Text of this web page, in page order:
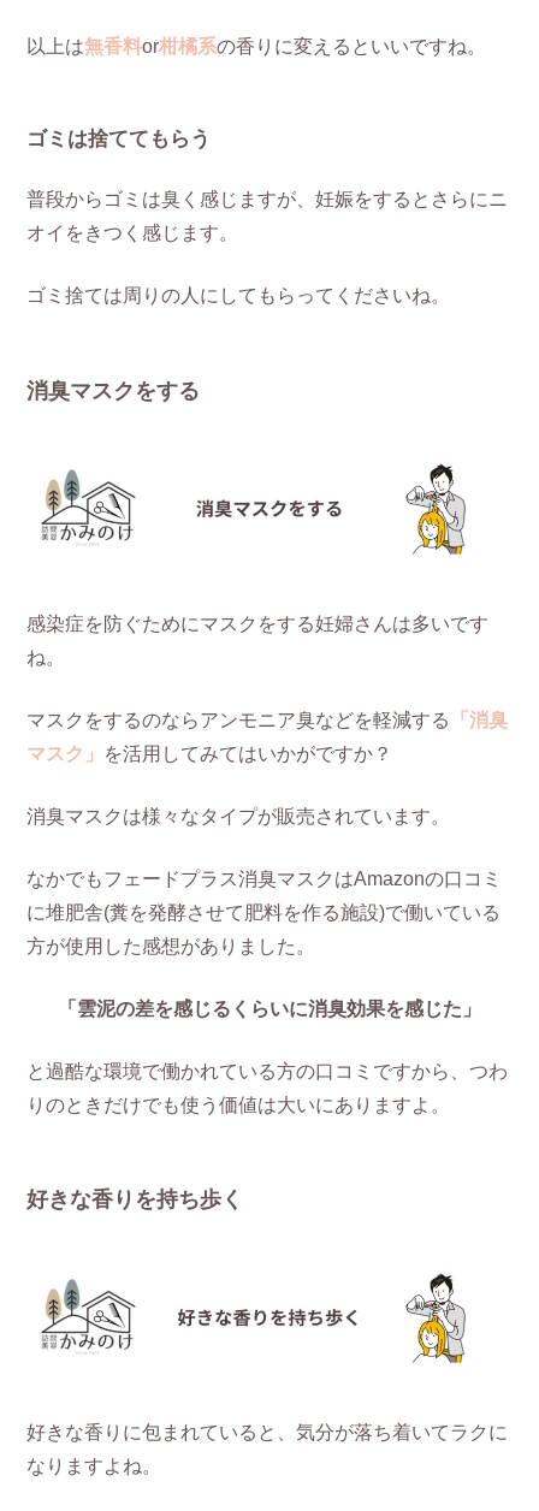
以上は無香料or柑橘系の香りに変えるといいですね。
ゴミは捨ててもらう
普段からゴミは臭く感じますが、妊娠をするとさらにニ
オイをきつく感じます。
ゴミ捨ては周りの人にしてもらってくださいね。
消臭マスクをする
感染症を防ぐためにマスクをする妊婦さんは多いです
ね。
マスクをするのならアンモニア臭などを軽減する
「消臭
マスク」 を活用してみてはいかがですか？
消臭マスクは様々なタイプが販売されています。
なかでもフェードプラス消臭マスクはAmazonの口コミ
に堆肥舎(糞を発酵させて肥料を作る施設)で働いている
方が使用した感想がありました。
「雲泥の差を感じるくらいに消臭効果を感じた」
と過酷な環境で働かれている方の口コミですから、つわ
りのときだけでも使う価値は大いにありますよ。
好きな香りを持ち歩く
好きな香りに包まれていると、気分が落ち着いてラクに
なりますよね。